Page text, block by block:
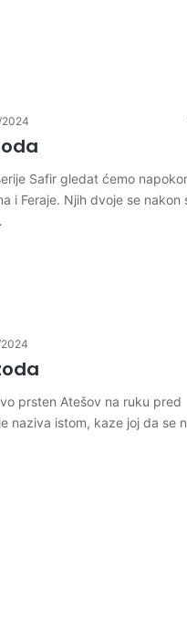
Safir gledat ćemo
i Feraje. Njih dvoje se nakon
prsten Atešov na ruku pred
naziva istom, kaze joj da se